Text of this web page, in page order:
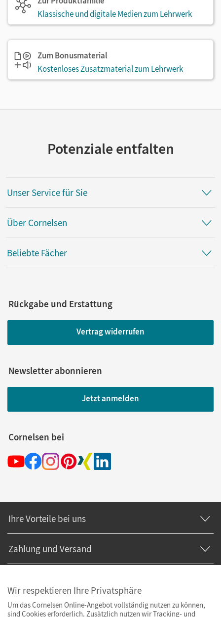
Klassische und digitale Medien zum Lehrwerk
Zum Bonusmaterial
Kostenloses Zusatzmaterial zum Lehrwerk
Potenziale entfalten
Unser Service für Sie
Über Cornelsen
Beliebte Fächer
Rückgabe und Erstattung
Vertrag widerrufen
Newsletter abonnieren
Jetzt anmelden
Cornelsen bei
Ihre Vorteile bei uns
Zahlung und Versand
Wir respektieren Ihre Privatsphäre
Um das Cornelsen Online-Angebot vollständig nutzen zu können,
sind Cookies erforderlich. Zusätzlich nutzen wir Tracking- und